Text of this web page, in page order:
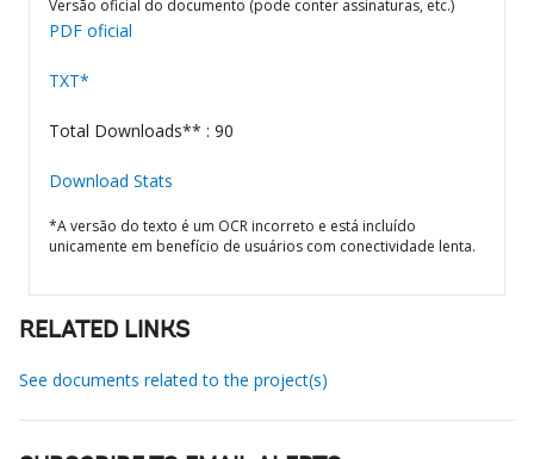
Versão oficial do documento (pode conter assinaturas, etc.)
PDF oficial
TXT*
Total Downloads** : 90
Download Stats
*A versão do texto é um OCR incorreto e está incluído
unicamente em benefício de usuários com conectividade lenta.
RELATED LINKS
See documents related to the project(s)